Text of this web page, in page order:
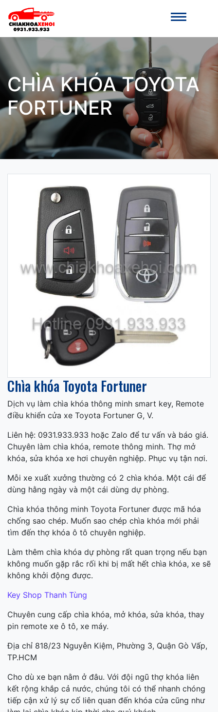
CHÌA KHÓA TOYOTA
FORTUNER
Chìa khóa Toyota Fortuner
Dịch vụ làm chìa khóa thông minh smart key, Remote
điều khiển cửa xe Toyota Fortuner G, V.
Liên hệ: 0931.933.933 hoặc Zalo để tư vấn và báo giá.
Chuyên làm chìa khóa, remote thông minh. Thợ mở
khóa, sửa khóa xe hơi chuyên nghiệp. Phục vụ tận nơi.
Mỗi xe xuất xưởng thường có 2 chìa khóa. Một cái để
dùng hằng ngày và một cái dùng dự phòng.
Chìa khóa thông minh Toyota Fortuner được mã hóa
chống sao chép. Muốn sao chép chìa khóa mới phải
tìm đến thợ khóa ô tô chuyên nghiệp.
Làm thêm chìa khóa dự phòng rất quan trọng nếu bạn
không muốn gặp rắc rối khi bị mất hết chìa khóa, xe sẽ
không khởi động được.
Key Shop Thanh Tùng
Chuyên cung cấp chìa khóa, mở khóa, sửa khóa, thay
pin remote xe ô tô, xe máy.
Địa chỉ 818/23 Nguyễn Kiệm, Phường 3, Quận Gò Vấp,
TP.HCM
Cho dù xe bạn nằm ở đâu. Với đội ngũ thợ khóa liên
kết rộng khắp cả nước, chúng tôi có thể nhanh chóng
tiếp cận xử lý sự cố liên quan đến khóa cửa cũng như